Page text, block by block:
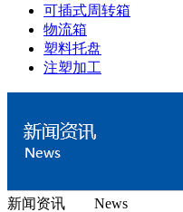
可插式周转箱
物流箱
塑料托盘
注塑加工
新闻资讯 News